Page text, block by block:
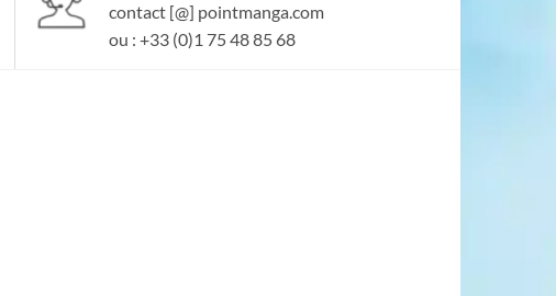
contact [@] pointmanga.com
ou : +33 (0)1 75 48 85 68